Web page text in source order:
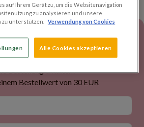
Newsletter
und 5 EUR Rabatt auf Ihre
Bestellung erhalten!*
Bestellwert von 30 EUR
auf Ihrem Gerät zu, um die Websitenavigation
zu analysieren und unsere
unterstützen.
Verwendung von Cookies
Alle Cookies akzeptieren